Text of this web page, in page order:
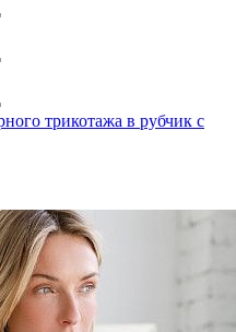
трикотажа в рубчик с